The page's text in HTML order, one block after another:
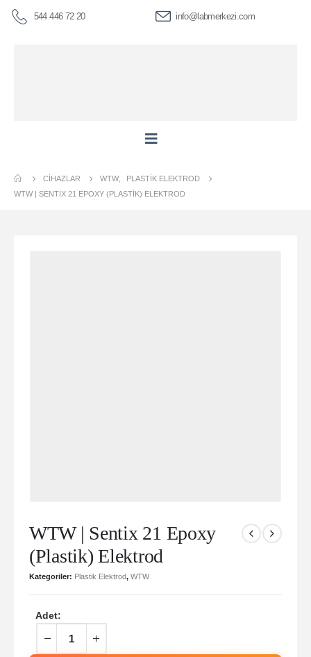
544 446 72 20 info@labmerkezi.com
CIHAZLAR WTW
PLASTIK ELEKTROD
WTW | SENTIX 21 EPOXY (PLASTIK) ELEKTROD
WTW | Sentix 21 Epoxy
(Plastik) Elektrod
Kategoriler: Plastik Elektrod, WTW
Adet: